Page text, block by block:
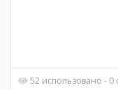
52 использовано - 0